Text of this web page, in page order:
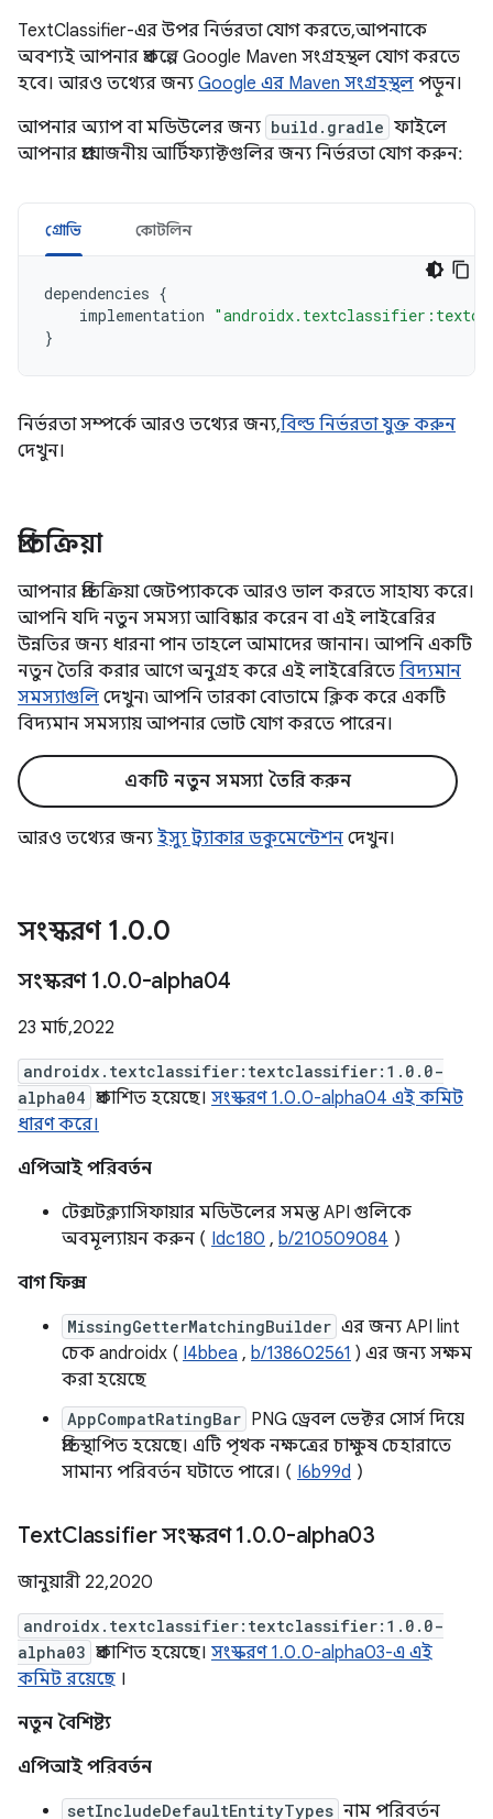
TextClassifier-এর উপর নির্ভরতা যোগ করতে, আপনাকে
অবশ্যই আপনার প্রকল্পে Google Maven সংগ্রহস্থল যোগ করতে
হবে। আরও তথ্যের জন্য Google এর Maven সংগ্রহস্থল পড়ুন।
আপনার অ্যাপ বা মডিউলের জন্য build.gradle ফাইলে
আপনার প্রয়োজনীয় আর্টিফ্যাক্টগুলির জন্য নির্ভরতা যোগ করুন:
গ্রোভি কোটলিন
dependencies {
implementation
}
নির্ভরতা সম্পর্কে আরও তথ্যের জন্য,বিল্ড নির্ভরতা যুক্ত করুন
দেখুন।
প্রতিক্রিয়া
আপনার প্রতিক্রিয়া জেটপ্যাককে আরও ভাল করতে সাহায্য করে।
আপনি যদি নতুন সমস্যা আবিষ্কার করেন বা এই লাইব্রেরির
উন্নতির জন্য ধারনা পান তাহলে আমাদের জানান। আপনি একটি
নতুন তৈরি করার আগে অনুগ্রহ করে এই লাইব্রেরিতে বিদ্যমান
সমস্যাগুলি দেখুন৷ আপনি তারকা বোতামে ক্লিক করে একটি
বিদ্যমান সমস্যায় আপনার ভোট যোগ করতে পারেন।
একটি নতুন সমস্যা তৈরি করুন
আরও তথ্যের জন্য ইস্যু ট্র্যাকার ডকুমেন্টেশন দেখুন।
সংস্করণ 1.0.0
সংস্করণ 1.0.0-alpha04
23 মার্চ, 2022
androidx.textclassifier:textclassifier:1.0.0-
alpha04 প্রকাশিত হয়েছে। সংস্করণ 1.0.0-alpha04 এই কমিট
ধারণ করে।
এপিআই পরিবর্তন
টেক্সটক্ল্যাসিফায়ার মডিউলের সমস্ত API গুলিকে
অবমূল্যায়ন করুন ( Idc180 , b/210509084 )
বাগ ফিক্স
MissingGetterMatchingBuilder এর জন্য API lint
চেক androidx ( I4bbea , b/138602561 ) এর জন্য সক্ষম
করা হয়েছে
AppCompatRatingBar PNG ড্রেবল ভেক্টর সোর্স দিয়ে
প্রতিস্থাপিত হয়েছে। এটি পৃথক নক্ষত্রের চাক্ষুষ চেহারাতে
সামান্য পরিবর্তন ঘটাতে পারে। ( I6b99d )
TextClassifier সংস্করণ 1.0.0-alpha03
জানুয়ারী 22, 2020
androidx.textclassifier:textclassifier:1.0.0-
alpha03 প্রকাশিত হয়েছে। সংস্করণ 1.0.0-alpha03-এ এই
কমিট রয়েছে ।
নতুন বৈশিষ্ট্য
এপিআই পরিবর্তন
setIncludeDefaultEntityTypes নাম পরিবর্তন